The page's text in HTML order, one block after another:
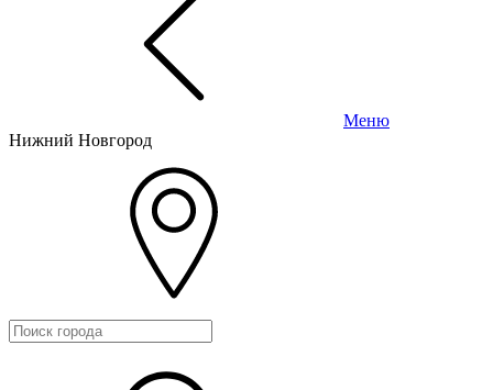
Меню
Нижний Новгород